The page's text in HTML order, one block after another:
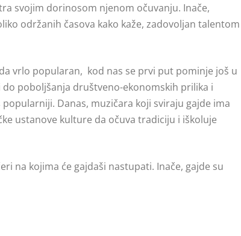
svojim dorinosom njenom očuvanju. Inače,
održanih časova kako kaže, zadovoljan talentom
vrlo popularan, kod nas se prvi put pominje još u
poboljšanja društveno-ekonomskih prilika i
Danas, muzičara koji sviraju gajde ima
ustanove kulture da očuva tradiciju i iškoluje
na kojima će gajdaši nastupati. Inače, gajde su